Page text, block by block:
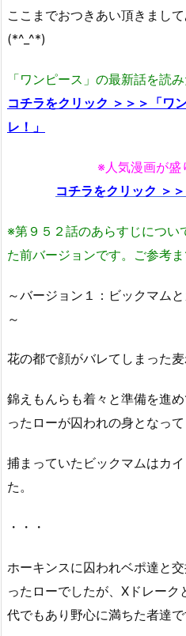
ここまでおつきあい頂きまし
(*^_^*)
「ワンピース」の最新話を読み
コチラをクリック ＞＞＞「ワ
レ！」
※人気漫画が盛
コチラをクリック ＞
※第９５２話のあらすじについ
た前バージョンです。ご参考ま
～バージョン１：ビックマム
～
花の都で顔がバレてしまった麦
錦えもんらも着々と準備を進
ったローが囚われの身となって
捕まっていたビックマムはカ
た。
・・・
ホーキンスに囚われベポ達と
ったローでしたが、Xドレー
代でもあり野心に満ちた者達で